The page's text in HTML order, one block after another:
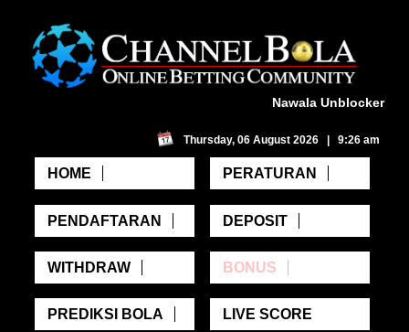
Nawala Unblocker
Thursday, 06 August 2026 | 9:26 am
HOME PERATURAN
PENDAFTARAN DEPOSIT
WITHDRAW BONUS
PREDIKSI BOLA LIVE SCORE